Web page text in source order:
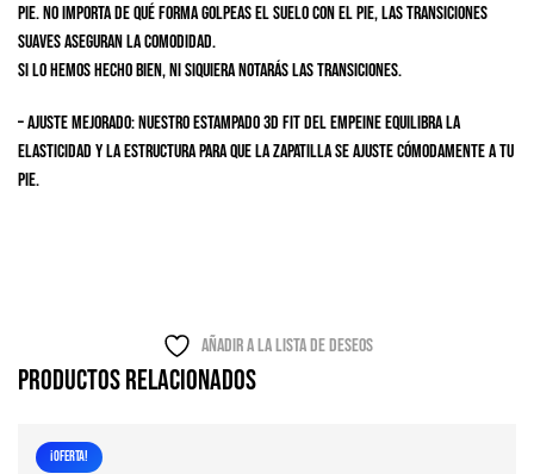
pie. No importa de qué forma golpeas el suelo con el pie, las transiciones
suaves aseguran la comodidad.
Si lo hemos hecho bien, ni siquiera notarás las transiciones.
– Ajuste mejorado: Nuestro estampado 3D Fit del empeine equilibra la
elasticidad y la estructura para que la zapatilla se ajuste cómodamente a tu
pie.
Añadir a la lista de deseos
Productos relacionados
¡OFERTA!